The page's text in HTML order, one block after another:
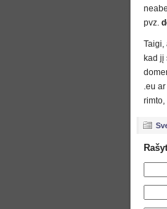
pvz.
Taigi,
kad jį
.eu
rimto,